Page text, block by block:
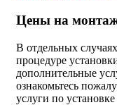
Цены на
В отдельных
процедуре
дополнительные
ознакомьтесь
услуги по